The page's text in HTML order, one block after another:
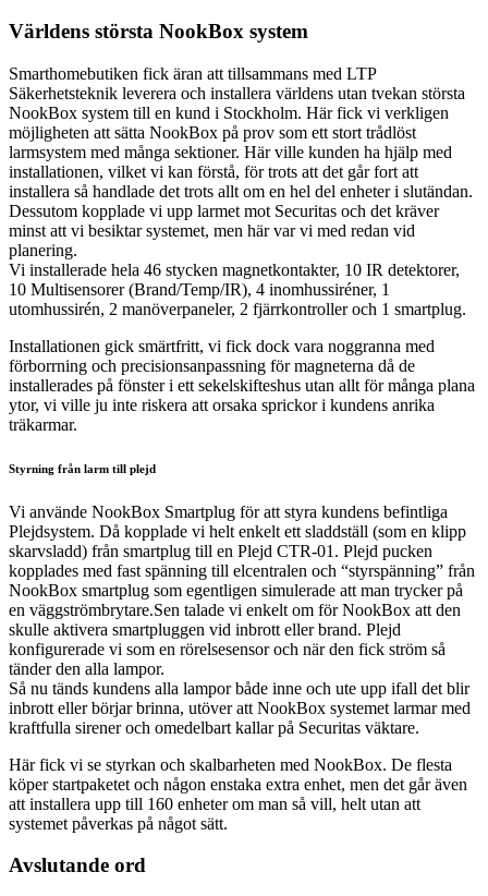
Världens största NookBox system
Smarthomebutiken fick äran att tillsammans med LTP
Säkerhetsteknik leverera och installera världens utan tvekan största
NookBox system till en kund i Stockholm. Här fick vi verkligen
möjligheten att sätta NookBox på prov som ett stort trådlöst
larmsystem med många sektioner. Här ville kunden ha hjälp med
installationen, vilket vi kan förstå, för trots att det går fort att
installera så handlade det trots allt om en hel del enheter i slutändan.
Dessutom kopplade vi upp larmet mot Securitas och det kräver
minst att vi besiktar systemet, men här var vi med redan vid
planering.
Vi installerade hela 46 stycken magnetkontakter, 10 IR detektorer,
10 Multisensorer (Brand/Temp/IR), 4 inomhussiréner, 1
utomhussirén, 2 manöverpaneler, 2 fjärrkontroller och 1 smartplug.
Installationen gick smärtfritt, vi fick dock vara noggranna med
förborrning och precisionsanpassning för magneterna då de
installerades på fönster i ett sekelskifteshus utan allt för många plana
ytor, vi ville ju inte riskera att orsaka sprickor i kundens anrika
träkarmar.
Styrning från larm till plejd
Vi använde NookBox Smartplug för att styra kundens befintliga
Plejdsystem. Då kopplade vi helt enkelt ett sladdställ (som en klipp
skarvsladd) från smartplug till en Plejd CTR-01. Plejd pucken
kopplades med fast spänning till elcentralen och “styrspänning” från
NookBox smartplug som egentligen simulerade att man trycker på
en väggströmbrytare.Sen talade vi enkelt om för NookBox att den
skulle aktivera smartpluggen vid inbrott eller brand. Plejd
konfigurerade vi som en rörelsesensor och när den fick ström så
tänder den alla lampor.
Så nu tänds kundens alla lampor både inne och ute upp ifall det blir
inbrott eller börjar brinna, utöver att NookBox systemet larmar med
kraftfulla sirener och omedelbart kallar på Securitas väktare.
Här fick vi se styrkan och skalbarheten med NookBox. De flesta
köper startpaketet och någon enstaka extra enhet, men det går även
att installera upp till 160 enheter om man så vill, helt utan att
systemet påverkas på något sätt.
Avslutande ord